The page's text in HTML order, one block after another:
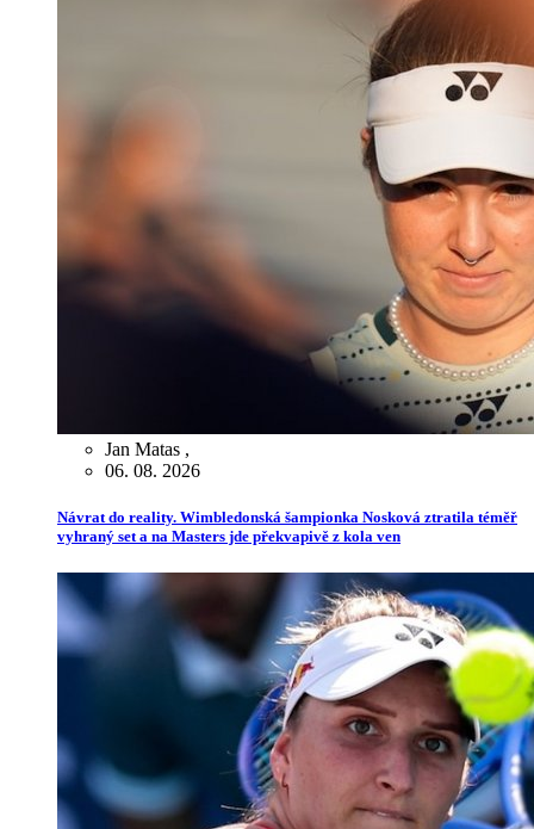
Jan Matas ,
06. 08. 2026
Návrat do reality. Wimbledonská šampionka Nosková ztratila téměř
vyhraný set a na Masters jde překvapivě z kola ven